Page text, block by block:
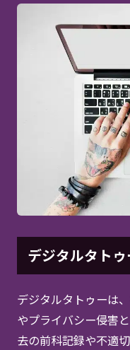
デジタルタト
デジタルタトゥーは
やプライバシー侵害
去の前科記録や不適